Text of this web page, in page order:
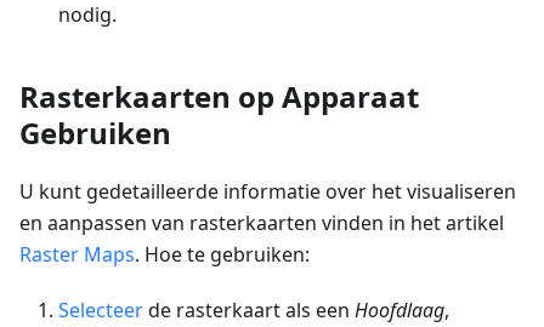
nodig.
Rasterkaarten op Apparaat
Gebruiken
U kunt gedetailleerde informatie over het visualiseren
en aanpassen van rasterkaarten vinden in het artikel
Raster Maps. Hoe te gebruiken:
Selecteerde rasterkaart als een Hoofdlaag,